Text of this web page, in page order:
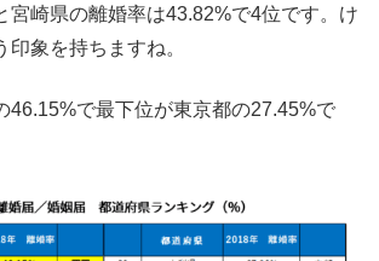
宮崎県の離婚率は43.82%で4位です。け
印象を持ちますね。
46.15%で最下位が東京都の27.45%で